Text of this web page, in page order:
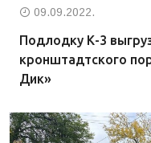
09.09.2022.
Подлодку К-3
кронштадтского
Дик»